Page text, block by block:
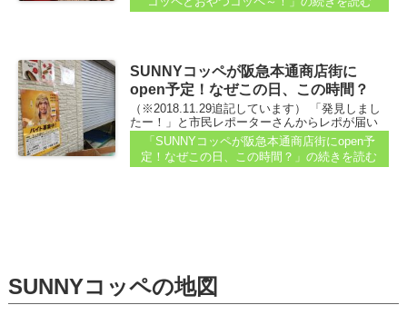
SUNNYコッペが阪急本通商店街に
open予定！なぜこの日、この時間？
（※2018.11.29追記しています） 「発見しまし
たー！」と市民レポーターさんからレポが届い
ています...
「SUNNYコッペが阪急本通商店街にopen予
定！なぜこの日、この時間？」の続きを読む
SUNNYコッペの地図